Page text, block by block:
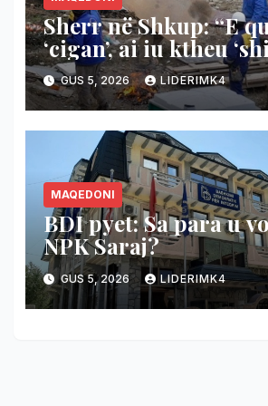
Sherr në Shkup: “E
‘cigan’, ai iu ktheu
GUS 5, 2026 LIDERIMK4
MAQEDONI
BDI pyet: Sa para u
NPK Saraj?
GUS 5, 2026 LIDERIMK4